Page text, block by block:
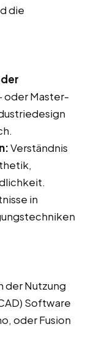
die
oder Master-
Verständnis
in
der Nutzung
Software
oder Fusion